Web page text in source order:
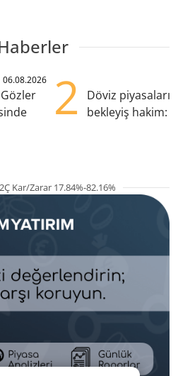
06.08.2026 2
Döviz
bekleyiş hakim:
Kar/Zarar 17.84%-82.16%